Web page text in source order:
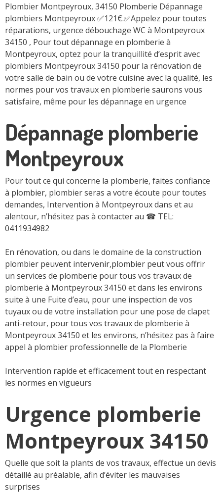
Plombier Montpeyroux, 34150 Plomberie Dépannage
plombiers Montpeyroux ✅121€.✅Appelez pour toutes
réparations, urgence débouchage WC à Montpeyroux
34150 , Pour tout dépannage en plomberie à
Montpeyroux, optez pour la tranquillité d’esprit avec
plombiers Montpeyroux 34150 pour la rénovation de
votre salle de bain ou de votre cuisine avec la qualité, les
normes pour vos travaux en plomberie saurons vous
satisfaire, même pour les dépannage en urgence
Dépannage plomberie
Montpeyroux
Pour tout ce qui concerne la plomberie, faites confiance
à plombier, plombier seras a votre écoute pour toutes
demandes, Intervention à Montpeyroux dans et au
alentour, n’hésitez pas à contacter au ☎ TEL:
0411934982
En rénovation, ou dans le domaine de la construction
plombier peuvent intervenir,plombier peut vous offrir
un services de plomberie pour tous vos travaux de
plomberie à Montpeyroux 34150 et dans les environs
suite à une Fuite d’eau, pour une inspection de vos
tuyaux ou de votre installation pour une pose de clapet
anti-retour, pour tous vos travaux de plomberie à
Montpeyroux 34150 et les environs, n’hésitez pas à faire
appel à plombier professionnelle de la Plomberie
Intervention rapide et efficacement tout en respectant
les normes en vigueurs
Urgence plomberie
Montpeyroux 34150
Quelle que soit la plants de vos travaux, effectue un devis
détaillé au préalable, afin d’éviter les mauvaises
surprises